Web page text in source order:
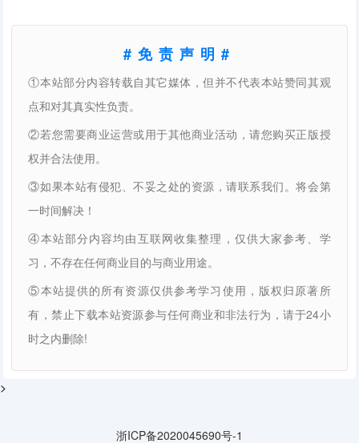
#免责声明#
①本站部分内容转载自其它媒体，但并不代表本站赞同其观
点和对其真实性负责。
②若您需要商业运营或用于其他商业活动，请您购买正版授
权并合法使用。
③如果本站有侵犯、不妥之处的资源，请联系我们。将会第
一时间解决！
④本站部分内容均由互联网收集整理，仅供大家参考、学
习，不存在任何商业目的与商业用途。
⑤本站提供的所有资源仅供参考学习使用，版权归原著所
有，禁止下载本站资源参与任何商业和非法行为，请于24小
时之内删除!
>
浙ICP备2020045690号-1